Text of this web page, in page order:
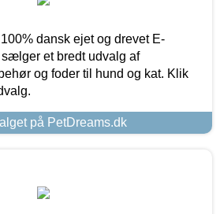
dansk ejet og drevet E-
et bredt udvalg af
og foder til hund og kat. Klik
på PetDreams.dk